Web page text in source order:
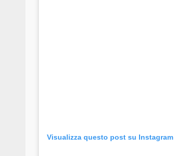
Visualizza questo post su Instagram